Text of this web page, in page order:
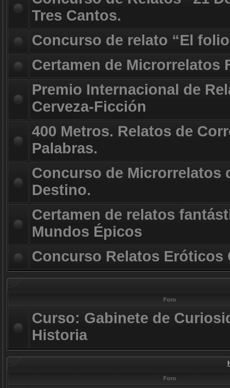
Tres Cantos.
Concurso de relato “El
Certamen de Microrrelatos
Premio Internacional de
Cerveza-Ficción
400 Metros. Relatos de
Palabras.
Concurso de Microrrelatos
Destino.
Certamen de relatos
Mundos Épicos
Concurso Relatos Eróticos
Foro
Curso: Gabinete de
Historia
Foro